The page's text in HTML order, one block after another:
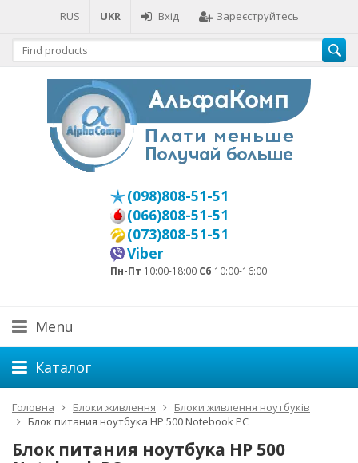
RUS UKR Вхід Зареєструйтесь
(098)808-51-51
(066)808-51-51
(073)808-51-51
Viber
Пн-Пт 10:00-18:00 Сб 10:00-16:00
Menu
Каталог
Головна Блоки живлення
Блоки живлення ноутбуків
Блок питания ноутбука HP 500 Notebook PC
Блок питания ноутбука HP 500